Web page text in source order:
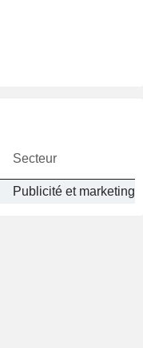
Secteur
Publicité et marketing